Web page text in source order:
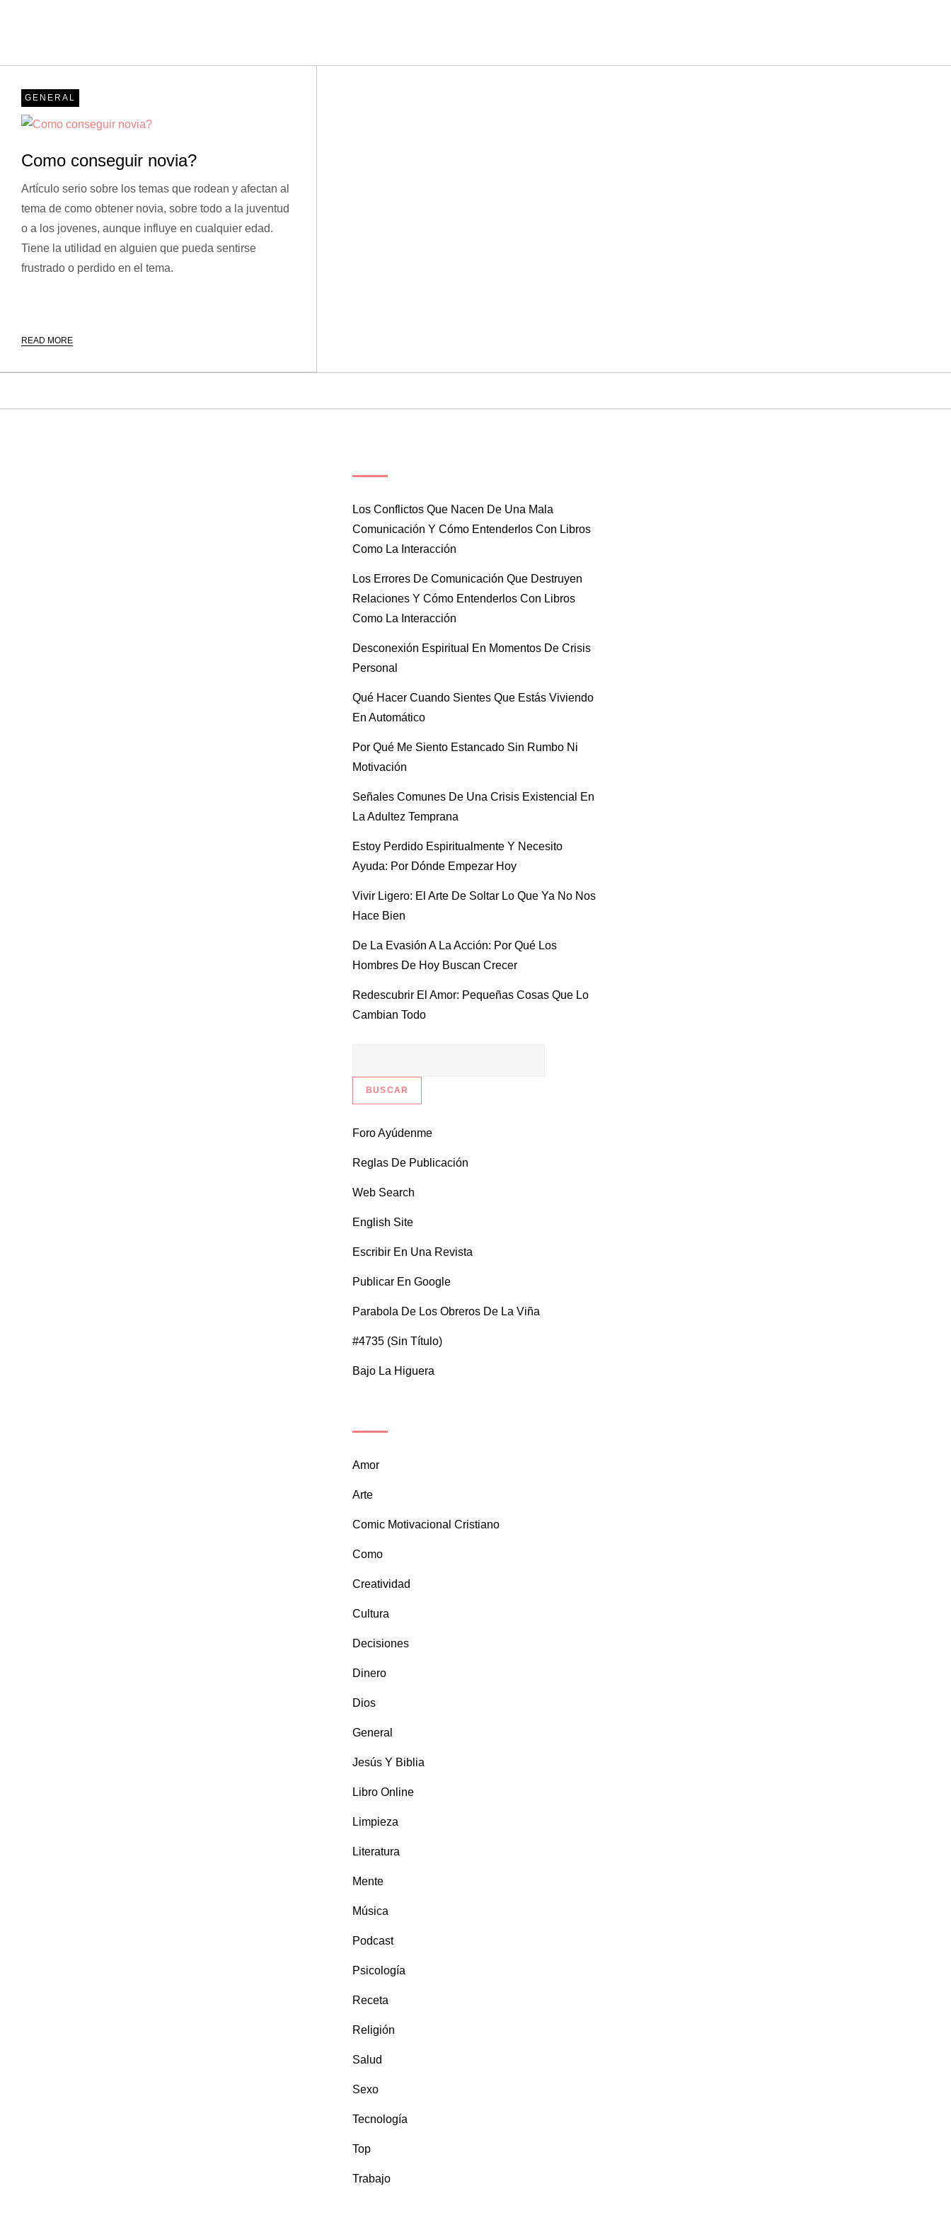
GENERAL
Como conseguir novia?
Artículo serio sobre los temas que rodean y afectan al
tema de como obtener novia, sobre todo a la juventud
o a los jovenes, aunque influye en cualquier edad.
Tiene la utilidad en alguien que pueda sentirse
frustrado o perdido en el tema.
READ MORE
Los Conflictos Que Nacen De Una Mala
Comunicación Y Cómo Entenderlos Con Libros
Como La Interacción
Los Errores De Comunicación Que Destruyen
Relaciones Y Cómo Entenderlos Con Libros
Como La Interacción
Desconexión Espiritual En Momentos De Crisis
Personal
Qué Hacer Cuando Sientes Que Estás Viviendo
En Automático
Por Qué Me Siento Estancado Sin Rumbo Ni
Motivación
Señales Comunes De Una Crisis Existencial En
La Adultez Temprana
Estoy Perdido Espiritualmente Y Necesito
Ayuda: Por Dónde Empezar Hoy
Vivir Ligero: El Arte De Soltar Lo Que Ya No Nos
Hace Bien
De La Evasión A La Acción: Por Qué Los
Hombres De Hoy Buscan Crecer
Redescubrir El Amor: Pequeñas Cosas Que Lo
Cambian Todo
Foro Ayúdenme
Reglas De Publicación
Web Search
English Site
Escribir En Una Revista
Publicar En Google
Parabola De Los Obreros De La Viña
#4735 (sin Título)
Bajo La Higuera
Amor
Arte
Comic Motivacional Cristiano
Como
Creatividad
Cultura
Decisiones
Dinero
Dios
General
Jesús Y Biblia
Libro Online
Limpieza
Literatura
Mente
Música
Podcast
Psicología
Receta
Religión
Salud
Sexo
Tecnología
Top
Trabajo